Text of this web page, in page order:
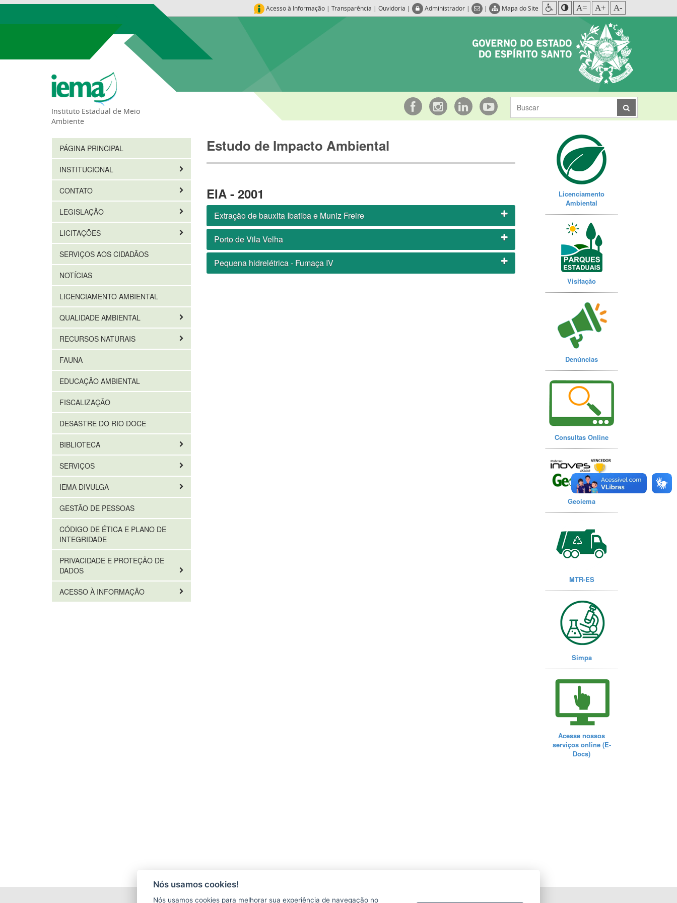
Acesso à Informação | Transparência | Ouvidoria | Administrador | | Mapa do Site A= A+ A-
Instituto Estadual de Meio
Ambiente
PÁGINA PRINCIPAL
INSTITUCIONAL
CONTATO
LEGISLAÇÃO
LICITAÇÕES
SERVIÇOS AOS CIDADÃOS
NOTÍCIAS
LICENCIAMENTO AMBIENTAL
QUALIDADE AMBIENTAL
RECURSOS NATURAIS
FAUNA
EDUCAÇÃO AMBIENTAL
FISCALIZAÇÃO
DESASTRE DO RIO DOCE
BIBLIOTECA
SERVIÇOS
IEMA DIVULGA
GESTÃO DE PESSOAS
CÓDIGO DE ÉTICA E PLANO DE
INTEGRIDADE
PRIVACIDADE E PROTEÇÃO DE
DADOS
ACESSO À INFORMAÇÃO
Estudo de Impacto Ambiental
EIA - 2001
Extração de bauxita Ibatiba e Muniz Freire
Porto de Vila Velha
Pequena hidrelétrica - Fumaça IV
Licenciamento
Ambiental
Visitação
Denúncias
Consultas Online
Geoiema
MTR-ES
Simpa
Acesse nossos
serviços online (E-
Docs)
Nós usamos cookies!
Nós usamos cookies para melhorar sua experiência de navegação no